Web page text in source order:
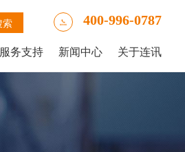
400-996-0787
服务支持 新闻中心 关于连讯